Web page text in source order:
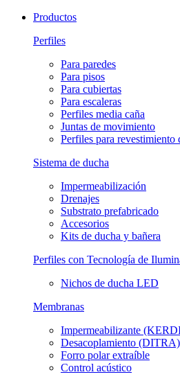
Productos
Perfiles
Para paredes
Para pisos
Para cubiertas
Para escaleras
Perfiles media caña
Juntas de movimiento
Perfiles para revestimiento
Sistema de ducha
Impermeabilización
Drenajes
Substrato prefabricado
Accesorios
Kits de ducha y bañera
Perfiles con Tecnología de
Nichos de ducha LED
Membranas
Impermeabilizante
Desacoplamiento (DITRA)
Forro polar extraíble
Control acústico